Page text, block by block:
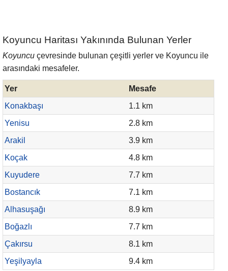
Koyuncu Haritası Yakınında Bulunan Yerler
Koyuncu çevresinde bulunan çeşitli yerler ve Koyuncu ile
arasındaki mesafeler.
Yer
Mesafe
Konakbaşı
1.1 km
Yenisu
2.8 km
Arakil
3.9 km
Koçak
4.8 km
Kuyudere
7.7 km
Bostancık
7.1 km
Alhasuşağı
8.9 km
Boğazlı
7.7 km
Çakırsu
8.1 km
Yeşilyayla
9.4 km